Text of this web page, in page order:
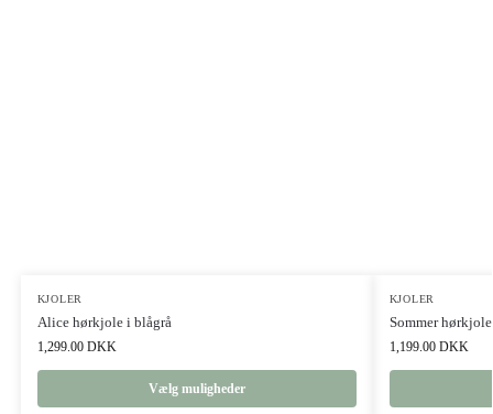
KJOLER
Alice hørkjole i blågrå
1,299.00 DKK
Vælg muligheder
KJOLER
Sommer
1,199.00 DKK